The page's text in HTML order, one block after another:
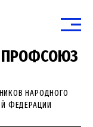
НАРОДНОГО
ФЕДЕРАЦИИ